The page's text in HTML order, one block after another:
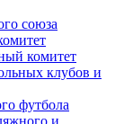
союза
комитет
клубов и
футбола
и